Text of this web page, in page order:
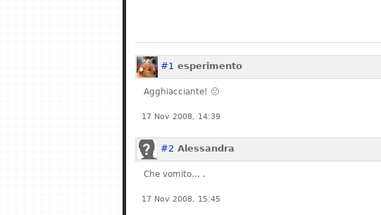
#1 esperimento
Agghiacciante! 🙁
17 Nov 2008, 14:39
#2 Alessandra
Che vomito… .
17 Nov 2008, 15:45